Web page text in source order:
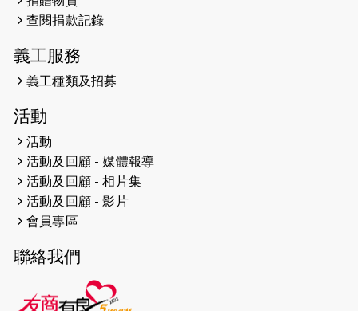
2023-06-01
2023-05-29
2023-05-29
副隊長 梁翠珊】運動員用熱血同堅
持，喺冰球場上劃出歷史性佳績。
2023-05-29
【東網】殘障家長照顧健全子女遇困
2023-05-15
查閱捐款記錄
義工服務
義工種類及招募
活動
活動
活動及回顧 - 媒體報導
活動及回顧 - 相片集
活動及回顧 - 影片
會員專區
聯絡我們